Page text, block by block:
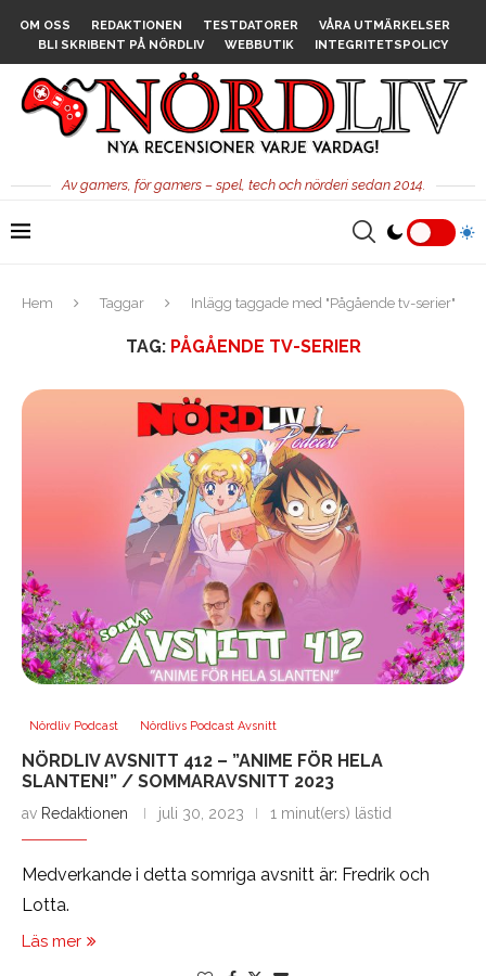
OM OSS REDAKTIONEN TESTDATORER
VÅRA UTMÄRKELSER
BLI SKRIBENT PÅ NÖRDLIV
WEBBUTIK INTEGRITETSPOLICY
Av gamers, för gamers – spel, tech och nörderi sedan 2014.
Hem Taggar Inlägg taggade med "Pågående tv-serier"
TAG: PÅGÅENDE TV-SERIER
Nördliv Podcast Nördlivs Podcast Avsnitt
NÖRDLIV AVSNITT 412 – ”ANIME FÖR HELA
SLANTEN!” / SOMMARAVSNITT 2023
av Redaktionen juli 30, 2023 1 minut(ers) lästid
Medverkande i detta somriga avsnitt är: Fredrik och
Lotta.
Läs mer